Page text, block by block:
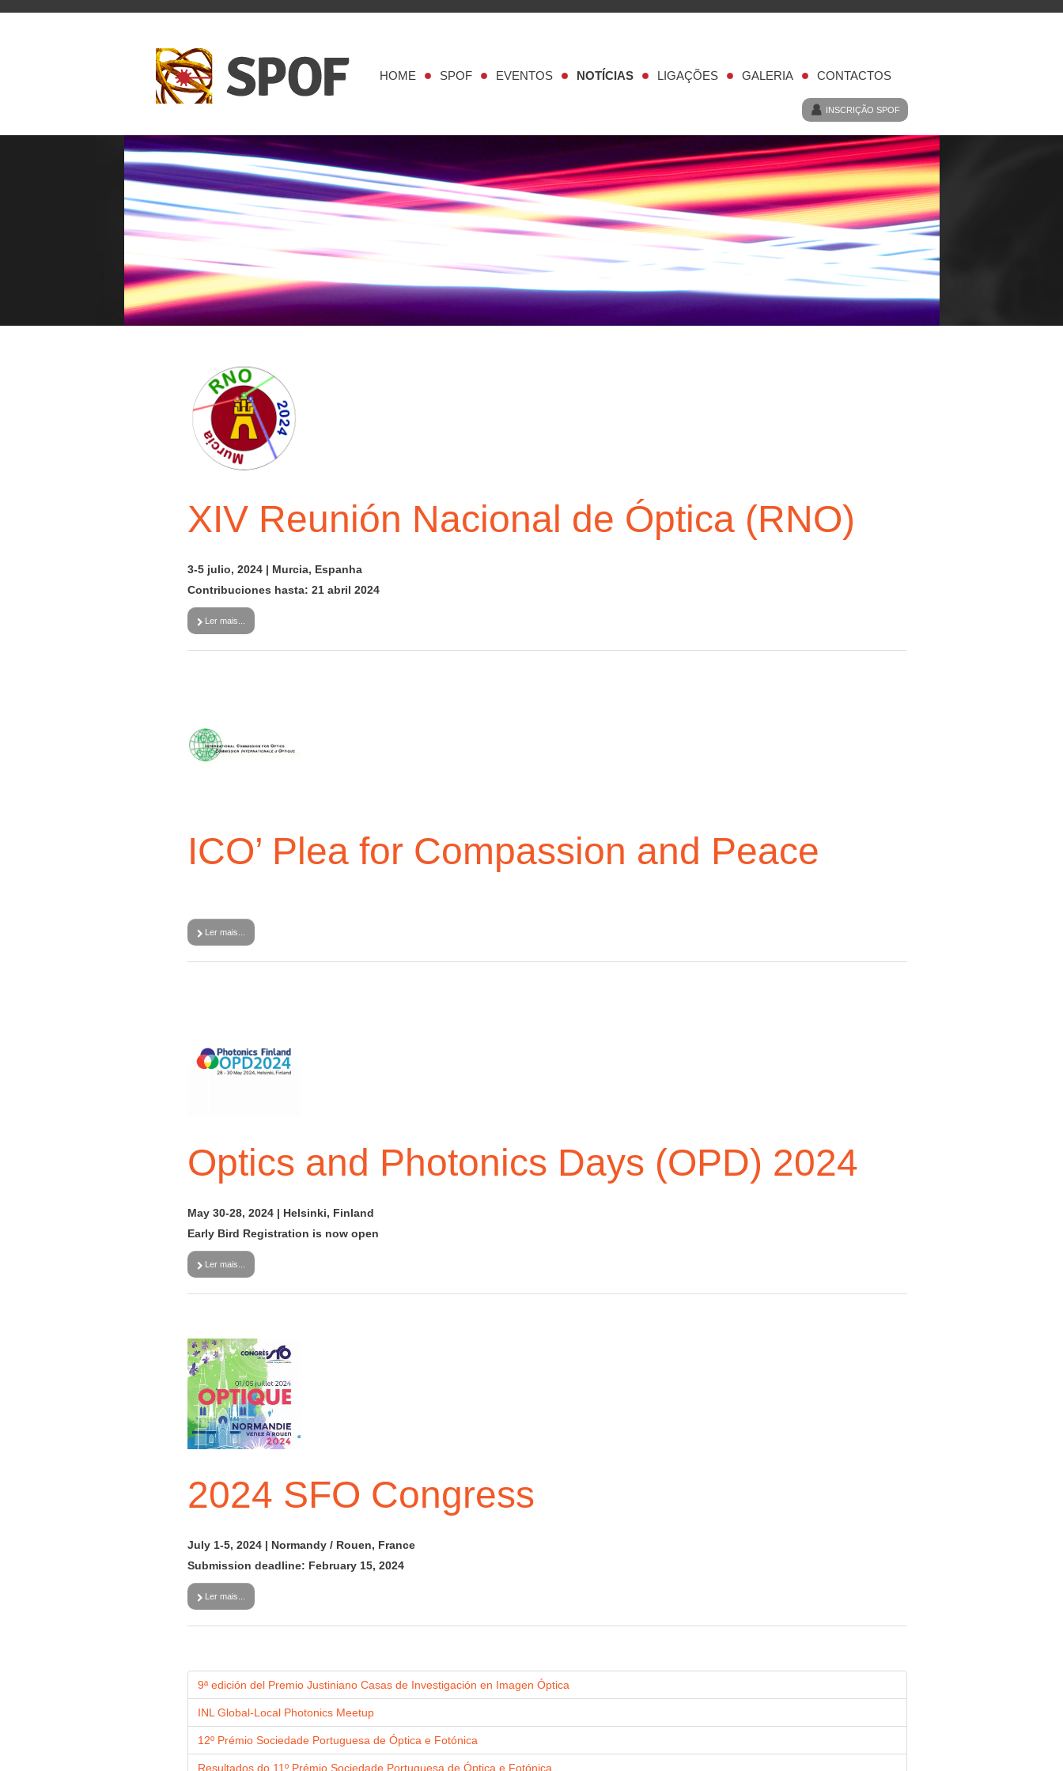
HOME SPOF EVENTOS NOTÍCIAS LIGAÇÕES GALERIA CONTACTOS
INSCRIÇÃO SPOF
XIV Reunión Nacional de Óptica (RNO)
3-5 julio, 2024 | Murcia, Espanha
Contribuciones hasta: 21 abril 2024
Ler mais...
ICO’ Plea for Compassion and Peace
Ler mais...
Optics and Photonics Days (OPD) 2024
May 30-28, 2024 | Helsinki, Finland
Early Bird Registration is now open
Ler mais...
2024 SFO Congress
July 1-5, 2024 | Normandy / Rouen, France
Submission deadline: February 15, 2024
Ler mais...
9ª edición del Premio Justiniano Casas de Investigación en Imagen Óptica
INL Global-Local Photonics Meetup
12º Prémio Sociedade Portuguesa de Óptica e Fotónica
Resultados do 11º Prémio Sociedade Portuguesa de Óptica e Fotónica